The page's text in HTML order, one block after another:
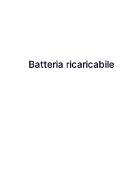
Batteria ricaricabile